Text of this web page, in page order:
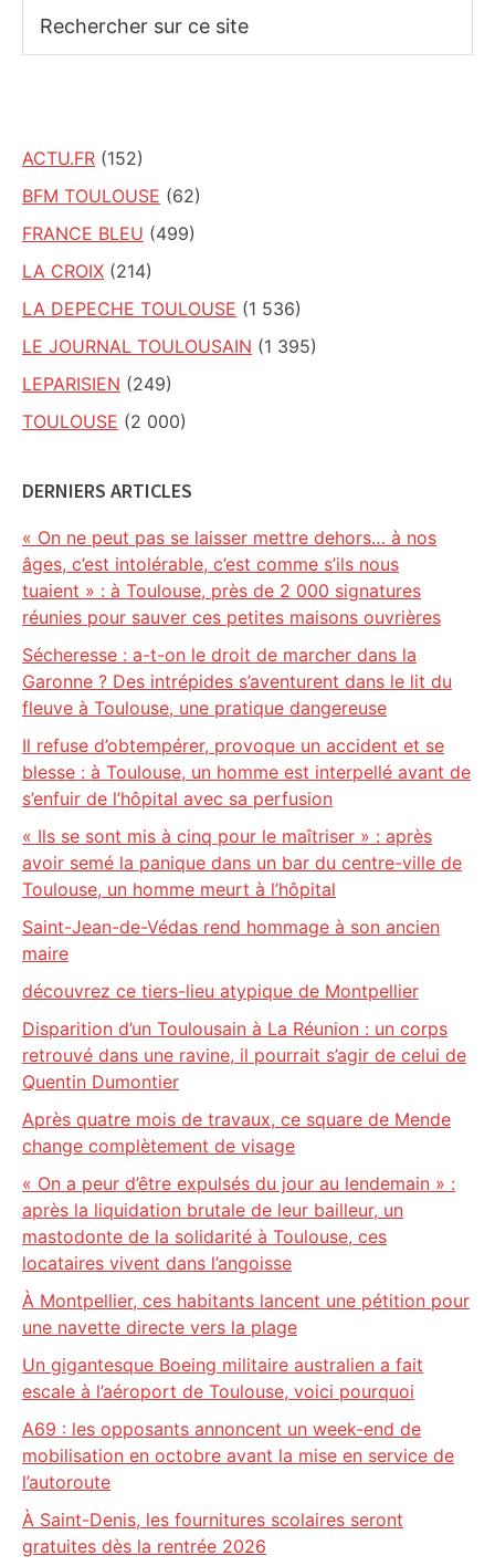
sur
ACTU.FR (152)
BFM TOULOUSE (62)
FRANCE BLEU (499)
LA CROIX (214)
LA DEPECHE TOULOUSE (1 536)
LE JOURNAL TOULOUSAIN (1 395)
LEPARISIEN (249)
TOULOUSE (2 000)
DERNIERS ARTICLES
« On ne peut pas se laisser mettre dehors… à nos
âges, c’est intolérable, c’est comme s’ils nous
tuaient » : à Toulouse, près de 2 000 signatures
réunies pour sauver ces petites maisons ouvrières
Sécheresse : a-t-on le droit de marcher dans la
Garonne ? Des intrépides s’aventurent dans le lit du
fleuve à Toulouse, une pratique dangereuse
Il refuse d’obtempérer, provoque un accident et se
blesse : à Toulouse, un homme est interpellé avant de
s’enfuir de l’hôpital avec sa perfusion
« Ils se sont mis à cinq pour le maîtriser » : après
avoir semé la panique dans un bar du centre-ville de
Toulouse, un homme meurt à l’hôpital
Saint-Jean-de-Védas rend hommage à son ancien
maire
découvrez ce tiers-lieu atypique de Montpellier
Disparition d’un Toulousain à La Réunion : un corps
retrouvé dans une ravine, il pourrait s’agir de celui de
Quentin Dumontier
Après quatre mois de travaux, ce square de Mende
change complètement de visage
« On a peur d’être expulsés du jour au lendemain » :
après la liquidation brutale de leur bailleur, un
mastodonte de la solidarité à Toulouse, ces
locataires vivent dans l’angoisse
À Montpellier, ces habitants lancent une pétition pour
une navette directe vers la plage
Un gigantesque Boeing militaire australien a fait
escale à l’aéroport de Toulouse, voici pourquoi
A69 : les opposants annoncent un week-end de
mobilisation en octobre avant la mise en service de
l’autoroute
À Saint-Denis, les fournitures scolaires seront
gratuites dès la rentrée 2026